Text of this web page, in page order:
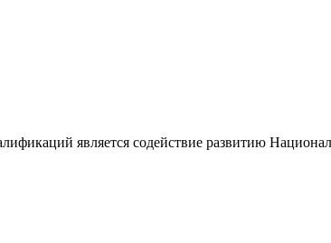
является содействие развитию